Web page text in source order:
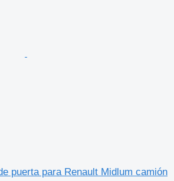
puerta para Renault Midlum camión